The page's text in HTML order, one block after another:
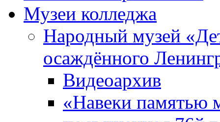
Музеи колледжа
Народный музей
осаждённого
Видеоархив
«Навеки памятью